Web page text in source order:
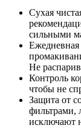
Сухая
сильными
Ежедневная
Не
Контроль
чтобы не
Защита от
фильтрами,
исключают